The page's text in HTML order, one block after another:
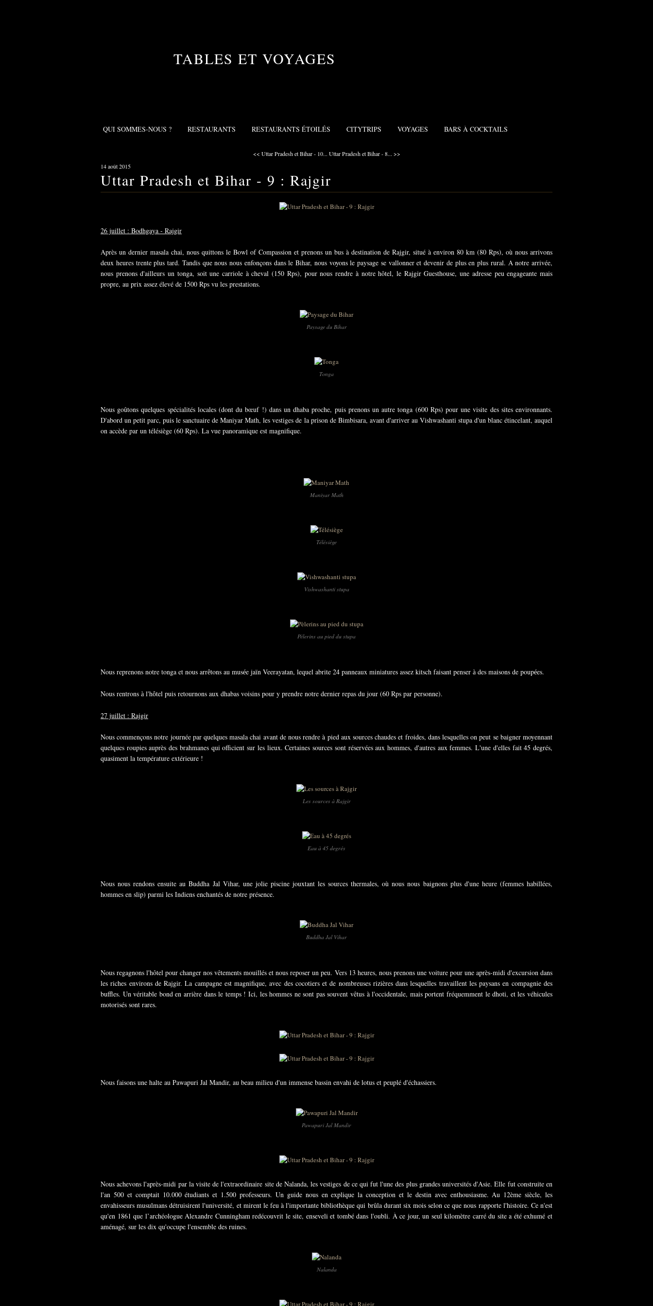
TABLES ET VOYAGES
QUI SOMMES-NOUS ? RESTAURANTS RESTAURANTS ÉTOILÉS CITYTRIPS VOYAGES BARS À COCKTAILS
<< Uttar Pradesh et Bihar - 10... Uttar Pradesh et Bihar - 8... >>
14 août 2015
Uttar Pradesh et Bihar - 9 : Rajgir
26 juillet : Bodhgaya - Rajgir
Après un dernier masala chai, nous quittons le Bowl of Compassion et prenons un bus à destination de Rajgir, situé à environ 80 km (80 Rps), où nous arrivons
deux heures trente plus tard. Tandis que nous nous enfonçons dans le Bihar, nous voyons le paysage se vallonner et devenir de plus en plus rural. A notre arrivée,
nous prenons d'ailleurs un tonga, soit une carriole à cheval (150 Rps), pour nous rendre à notre hôtel, le Rajgir Guesthouse, une adresse peu engageante mais
propre, au prix assez élevé de 1500 Rps vu les prestations.
Paysage du Bihar
Tonga
Nous goûtons quelques spécialités locales (dont du bœuf !) dans un dhaba proche, puis prenons un autre tonga (600 Rps) pour une visite des sites environnants.
D'abord un petit parc, puis le sanctuaire de Maniyar Math, les vestiges de la prison de Bimbisara, avant d'arriver au Vishwashanti stupa d'un blanc étincelant, auquel
on accède par un télésiège (60 Rps). La vue panoramique est magnifique.
Maniyar Math
Télésiège
Vishwashanti stupa
Pèlerins au pied du stupa
Nous reprenons notre tonga et nous arrêtons au musée jaïn Veerayatan, lequel abrite 24 panneaux miniatures assez kitsch faisant penser à des maisons de poupées.
Nous rentrons à l'hôtel puis retournons aux dhabas voisins pour y prendre notre dernier repas du jour (60 Rps par personne).
27 juillet : Rajgir
Nous commençons notre journée par quelques masala chai avant de nous rendre à pied aux sources chaudes et froides, dans lesquelles on peut se baigner moyennant
quelques roupies auprès des brahmanes qui officient sur les lieux. Certaines sources sont réservées aux hommes, d'autres aux femmes. L'une d'elles fait 45 degrés,
quasiment la température extérieure !
Les sources à Rajgir
Eau à 45 degrés
Nous nous rendons ensuite au Buddha Jal Vihar, une jolie piscine jouxtant les sources thermales, où nous nous baignons plus d'une heure (femmes habillées,
hommes en slip) parmi les Indiens enchantés de notre présence.
Buddha Jal Vihar
Nous regagnons l'hôtel pour changer nos vêtements mouillés et nous reposer un peu. Vers 13 heures, nous prenons une voiture pour une après-midi d'excursion dans
les riches environs de Rajgir. La campagne est magnifique, avec des cocotiers et de nombreuses rizières dans lesquelles travaillent les paysans en compagnie des
buffles. Un véritable bond en arrière dans le temps ! Ici, les hommes ne sont pas souvent vêtus à l'occidentale, mais portent fréquemment le dhoti, et les véhicules
motorisés sont rares.
Nous faisons une halte au Pawapuri Jal Mandir, au beau milieu d'un immense bassin envahi de lotus et peuplé d'échassiers.
Pawapuri Jal Mandir
Nous achevons l'après-midi par la visite de l'extraordinaire site de Nalanda, les vestiges de ce qui fut l'une des plus grandes universités d'Asie. Elle fut construite en
l'an 500 et comptait 10.000 étudiants et 1.500 professeurs. Un guide nous en explique la conception et le destin avec enthousiasme. Au 12ème siècle, les
envahisseurs musulmans détruisirent l'université, et mirent le feu à l'importante bibliothèque qui brûla durant six mois selon ce que nous rapporte l'histoire. Ce n'est
qu'en 1861 que l’archéologue Alexandre Cunningham redécouvrit le site, enseveli et tombé dans l'oubli. À ce jour, un seul kilomètre carré du site a été exhumé et
aménagé, sur les dix qu'occupe l'ensemble des ruines.
Nalanda